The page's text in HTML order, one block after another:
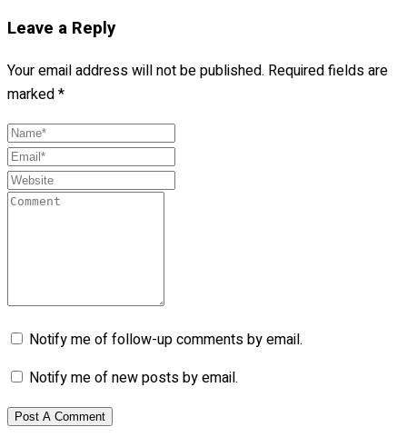
Leave a Reply
Your email address will not be published. Required fields are
marked*
Notify me of follow-up comments by email.
Notify me of new posts by email.